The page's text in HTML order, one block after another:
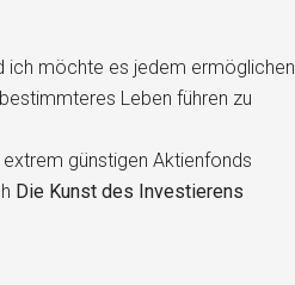
ich möchte es jedem ermöglichen
Leben führen zu
günstigen Aktienfonds
Die Kunst des Investierens